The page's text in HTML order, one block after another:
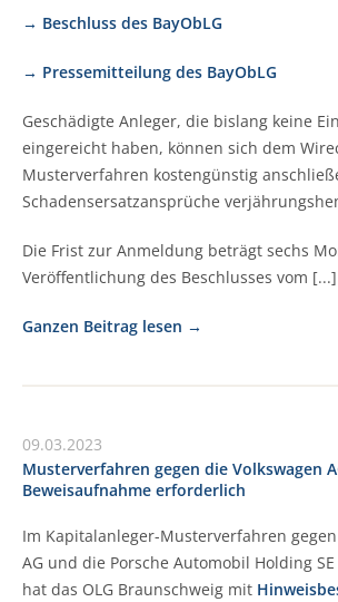
→ Beschluss des BayObLG
→ Pressemitteilung des BayObLG
Geschädigte Anleger, die bislang keine
eingereicht haben, können sich dem
Musterverfahren kostengünstig
Schadensersatzansprüche
Die Frist zur Anmeldung beträgt sechs
Veröffentlichung des Beschlusses vom [...]
Ganzen Beitrag lesen
09.03.2023
Musterverfahren gegen die Volkswagen
Beweisaufnahme erforderlich
Im Kapitalanleger-Musterverfahren
AG und die Porsche Automobil Holding SE
hat das OLG Braunschweig mit